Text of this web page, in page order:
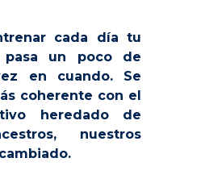
cada día tu
pasa un poco de
en cuando. Se
coherente con el
heredado de
nuestros